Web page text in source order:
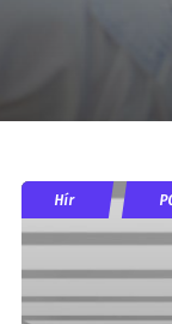
Hír